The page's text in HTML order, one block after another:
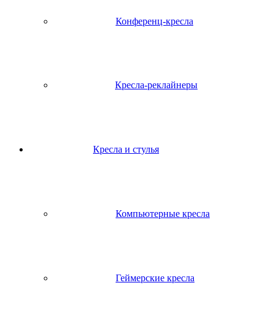
Конференц-кресла
Кресла-реклайнеры
Кресла и стулья
Компьютерные кресла
Геймерские кресла